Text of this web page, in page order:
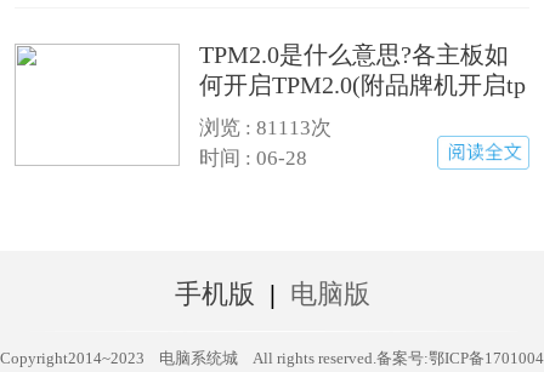
TPM2.0是什么意思?各主板如
何开启TPM2.0(附品牌机开启tp
m2.0方法)
浏览 :81113次
时间 : 06-28
手机版 电脑版
Copyright2014~2023 电脑系统城 All rights reserved.备案号:鄂ICP备